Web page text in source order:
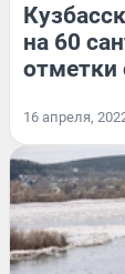
на 60
отметки
16 апреля,